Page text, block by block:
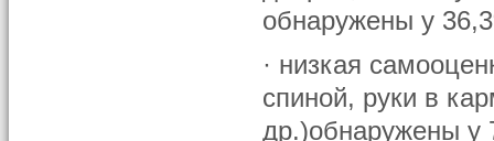
обнаружены у
· низкая
спиной, руки в
др.)обнаружены у